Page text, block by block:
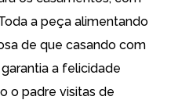
a peça alimentando
de que casando com
a felicidade
o padre visitas de